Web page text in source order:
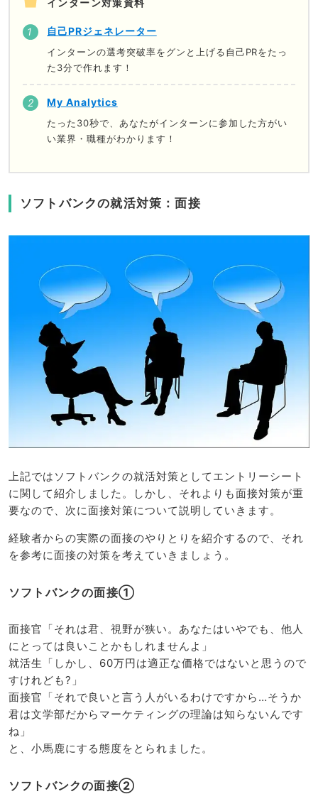
インターン対策資料
自己PRジェネレーター
インターンの選考突破率をグンと上げる自己PRをたっ
た3分で作れます！
My Analytics
たった30秒で、あなたがインターンに参加した方がい
い業界・職種がわかります！
ソフトバンクの就活対策：面接
上記ではソフトバンクの就活対策としてエントリーシート
に関して紹介しました。しかし、それよりも面接対策が重
要なので、次に面接対策について説明していきます。
経験者からの実際の面接のやりとりを紹介するので、それ
を参考に面接の対策を考えていきましょう。
ソフトバンクの面接①
面接官「それは君、視野が狭い。あなたはいやでも、他人
にとっては良いことかもしれませんよ」
就活生「しかし、60万円は適正な価格ではないと思うので
すけれども?」
面接官「それで良いと言う人がいるわけですから…そうか
君は文学部だからマーケティングの理論は知らないんです
ね」
と、小馬鹿にする態度をとられました。
ソフトバンクの面接②